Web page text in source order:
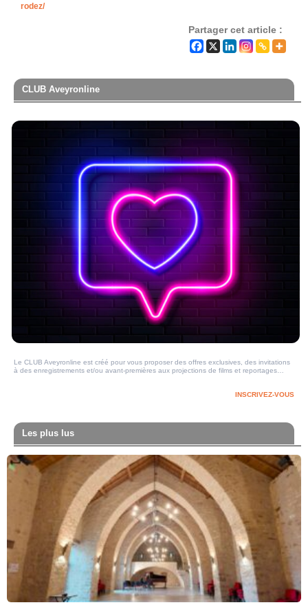
rodez/
Partager cet article :
CLUB Aveyronline
Le CLUB Aveyronline est créé pour vous proposer des offres exclusives, des invitations
à des enregistrements et/ou avant-premières aux projections de films et reportages…
INSCRIVEZ-VOUS
Les plus lus